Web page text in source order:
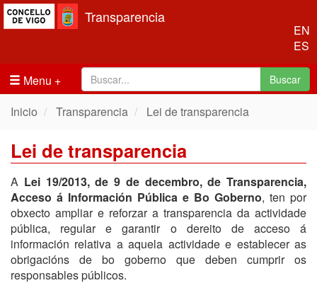
EN
ES
Transparencia
Menu Buscar
Inicio Transparencia Lei de transparencia
Lei de transparencia
A Lei 19/2013, de 9 de decembro, de Transparencia,
Acceso á Información Pública e Bo Goberno, ten por
obxecto ampliar e reforzar a transparencia da actividade
pública, regular e garantir o dereito de acceso á
información relativa a aquela actividade e establecer as
obrigacións de bo goberno que deben cumprir os
responsables públicos.